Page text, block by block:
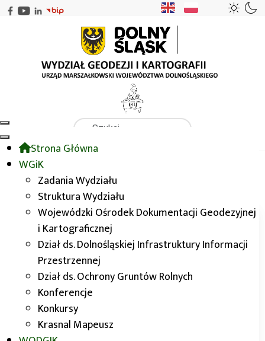
Szukaj
Strona Główna
WGiK
Zadania Wydziału
Struktura Wydziału
Wojewódzki Ośrodek Dokumentacji Geodezyjnej
i Kartograficznej
Dział ds. Dolnośląskiej Infrastruktury Informacji
Przestrzennej
Dział ds. Ochrony Gruntów Rolnych
Konferencje
Konkursy
Krasnal Mapeusz
WGiK
Wizyta koła geograficznego działającego w Liceum nr XIII we
Wrocławiu
Aktualności
Wizyta koła geograficznego
działającego w Liceum nr XIII
we Wrocławiu